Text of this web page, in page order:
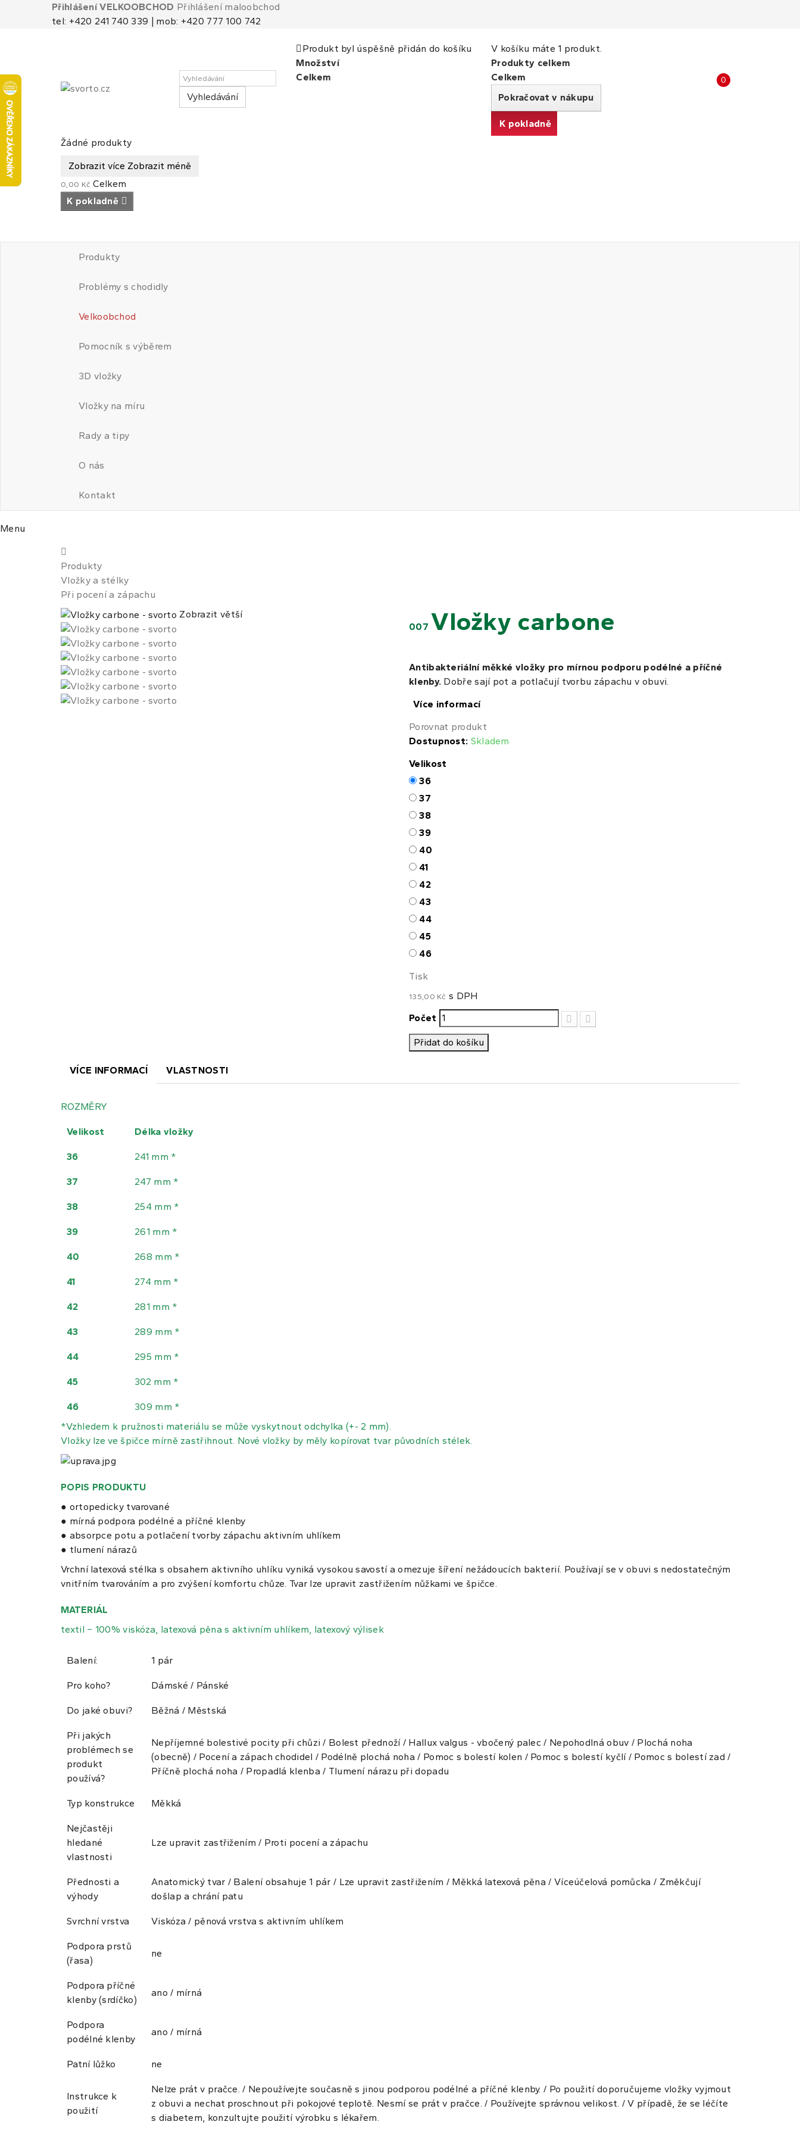
Přihlášení VELKOOBCHOD Přihlášení maloobchod
tel: +420 241 740 339 | mob: +420 777 100 742
Vyhledávání
Košík
(prázdný)
Žádné produkty
Zobrazit více Zobrazit méně
0,00 Kč Celkem
K pokladně
Produkt byl úspěšně přidán do košíku
Množství
Celkem
V košíku máte 1 produkt.
Produkty celkem
Celkem
Pokračovat v nákupu
K pokladně
Porovnat
0
Produkty
Problémy s chodidly
Velkoobchod
Pomocník s výběrem
3D vložky
Vložky na míru
Rady a tipy
O nás
Kontakt
Menu
Produkty
Vložky a stélky
Při pocení a zápachu
Zobrazit větší
007 Vložky carbone
Antibakteriální měkké vložky pro mírnou podporu podélné a příčné
klenby. Dobře sají pot a potlačují tvorbu zápachu v obuvi.
Více informací
Porovnat produkt
Dostupnost: Skladem
Velikost
36
37
38
39
40
41
42
43
44
45
46
Tisk
135,00 Kč s DPH
Počet
Přidat do košíku
VÍCE INFORMACÍ VLASTNOSTI
ROZMĚRY
Velikost Délka vložky
36 241 mm *
37 247 mm *
38 254 mm *
39 261 mm *
40 268 mm *
41 274 mm *
42 281 mm *
43 289 mm *
44 295 mm *
45 302 mm *
46
309 mm *
*Vzhledem k pružnosti materiálu se může vyskytnout odchylka (+- 2 mm).
Vložky lze ve špičce mírně zastřihnout. Nové vložky by měly kopírovat tvar původních stélek.
POPIS PRODUKTU
● ortopedicky tvarované
● mírná podpora podélné a příčné klenby
● absorpce potu a potlačení tvorby zápachu aktivním uhlíkem
● tlumení nárazů
Vrchní latexová stélka s obsahem aktivního uhlíku vyniká vysokou savostí a omezuje šíření nežádoucích bakterií. Používají se v obuvi s nedostatečným
vnitřním tvarováním a pro zvýšení komfortu chůze. Tvar lze upravit zastřižením nůžkami ve špičce.
MATERIÁL
textil − 100% viskóza, latexová pěna s aktivním uhlíkem, latexový výlisek
Balení: 1 pár
Pro koho? Dámské / Pánské
Do jaké obuvi? Běžná / Městská
Při jakých
problémech se
produkt
používá?
Nepříjemné bolestivé pocity při chůzi / Bolest přednoží / Hallux valgus - vbočený palec / Nepohodlná obuv / Plochá noha
(obecně) / Pocení a zápach chodidel / Podélně plochá noha / Pomoc s bolestí kolen / Pomoc s bolestí kyčlí / Pomoc s bolestí zad /
Příčně plochá noha / Propadlá klenba / Tlumení nárazu při dopadu
Typ konstrukce Měkká
Nejčastěji
hledané
vlastnosti
Lze upravit zastřižením / Proti pocení a zápachu
Přednosti a
výhody
Anatomický tvar / Balení obsahuje 1 pár / Lze upravit zastřižením / Měkká latexová pěna / Víceúčelová pomůcka / Změkčují
došlap a chrání patu
Svrchní vrstva Viskóza / pěnová vrstva s aktivním uhlíkem
Podpora prstů
(řasa)
ne
Podpora příčné
klenby (srdíčko)
ano / mírná
Podpora
podélné klenby
ano / mírná
Patní lůžko ne
Instrukce k
použití
Nelze prát v pračce. / Nepoužívejte současně s jinou podporou podélné a příčné klenby. / Po použití doporučujeme vložky vyjmout
z obuvi a nechat proschnout při pokojové teplotě. Nesmí se prát v pračce. / Používejte správnou velikost. / V případě, že se léčíte
s diabetem, konzultujte použití výrobku s lékařem.